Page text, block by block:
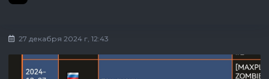
27 декабря 2024 г, 12:43